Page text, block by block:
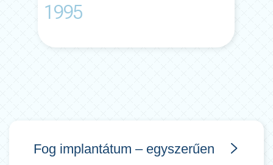
1995
Fog implantátum – egyszerűen